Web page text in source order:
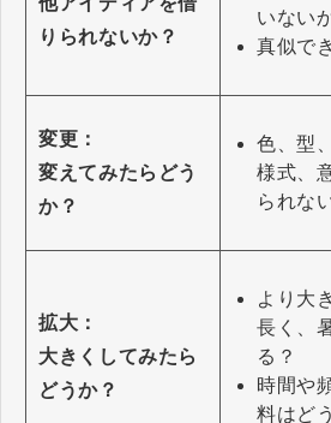
りられないか？
いない
真似で
変更：
変えてみたらどう
か？
色、型
様式、
られな
拡大：
大きくしてみたら
どうか？
より大
長く、
る？
時間や
料はど